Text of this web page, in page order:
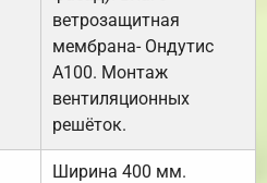
ветрозащитная
мембрана- Ондутис
А100. Монтаж
вентиляционных
решёток.
Ширина 400 мм.